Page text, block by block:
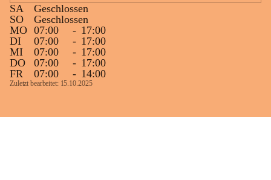
SA
Geschlossen
SO
Geschlossen
MO 07:00 - 17:00
DI
07:00 - 17:00
MI
07:00 - 17:00
DO
07:00 - 17:00
FR
07:00 - 14:00
Zuletzt bearbeitet: 15.10.2025